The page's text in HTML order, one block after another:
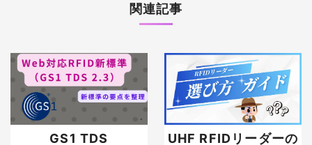
関連記事
GS1 TDS
UHF RFIDリーダーの